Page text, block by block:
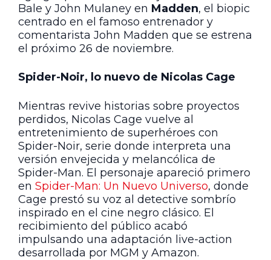
Bale y John Mulaney en Madden, el biopic
centrado en el famoso entrenador y
comentarista John Madden que se estrena
el próximo 26 de noviembre.
Spider-Noir, lo nuevo de Nicolas Cage
Mientras revive historias sobre proyectos
perdidos, Nicolas Cage vuelve al
entretenimiento de superhéroes con
Spider-Noir, serie donde interpreta una
versión envejecida y melancólica de
Spider-Man. El personaje apareció primero
en Spider-Man: Un Nuevo Universo, donde
Cage prestó su voz al detective sombrío
inspirado en el cine negro clásico. El
recibimiento del público acabó
impulsando una adaptación live-action
desarrollada por MGM y Amazon.